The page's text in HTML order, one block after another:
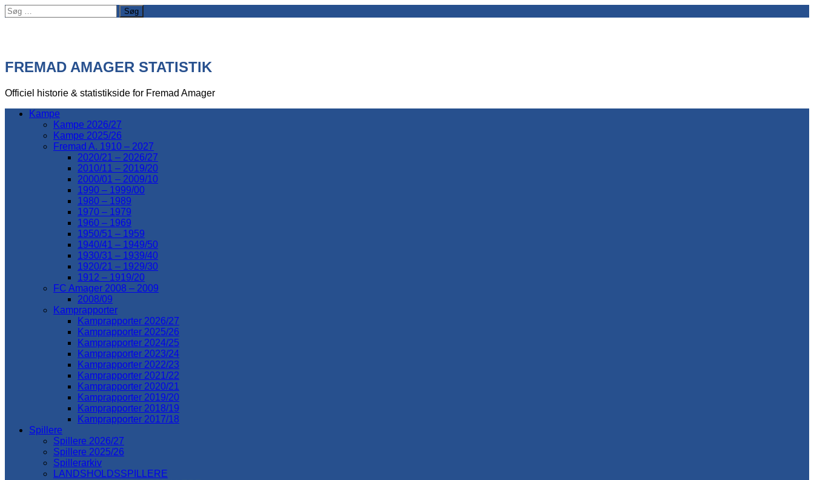
Søg
efter:
FREMAD AMAGER STATISTIK
Officiel historie & statistikside for Fremad Amager
Kampe
Kampe 2026/27
Kampe 2025/26
Fremad A. 1910 – 2027
2020/21 – 2026/27
2010/11 – 2019/20
2000/01 – 2009/10
1990 – 1999/00
1980 – 1989
1970 – 1979
1960 – 1969
1950/51 – 1959
1940/41 – 1949/50
1930/31 – 1939/40
1920/21 – 1929/30
1912 – 1919/20
FC Amager 2008 – 2009
2008/09
Kamprapporter
Kamprapporter 2026/27
Kamprapporter 2025/26
Kamprapporter 2024/25
Kamprapporter 2023/24
Kamprapporter 2022/23
Kamprapporter 2021/22
Kamprapporter 2020/21
Kamprapporter 2019/20
Kamprapporter 2018/19
Kamprapporter 2017/18
Spillere
Spillere 2026/27
Spillere 2025/26
Spillerarkiv
LANDSHOLDSSPILLERE